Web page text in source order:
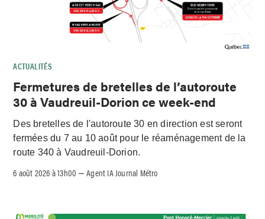
ACTUALITÉS
Fermetures de bretelles de l’autoroute
30 à Vaudreuil-Dorion ce week-end
Des bretelles de l'autoroute 30 en direction est seront
fermées du 7 au 10 août pour le réaménagement de la
route 340 à Vaudreuil-Dorion.
6 août 2026 à 13h00 –Agent IA Journal Métro